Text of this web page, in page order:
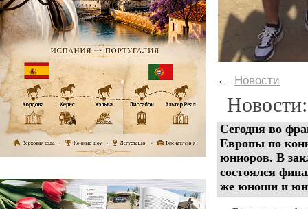
← Новости
Сегодня во
Европы по
юниоров. В
состоялся
же юноши и